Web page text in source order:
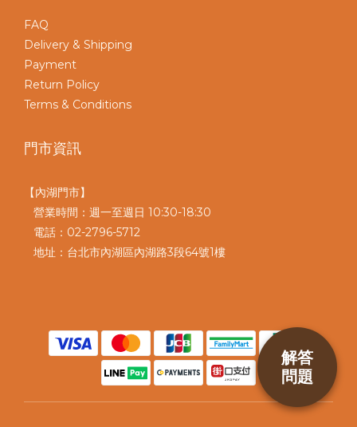
BUY NOW
FAQ
Delivery & Shipping
Payment
Return Policy
Terms & Conditions
門市資訊
【內湖門市】
營業時間：週一至週日 10:30-18:30
電話：02-2796-5712
地址：台北市內湖區內湖路3段64號1樓
解答
問題